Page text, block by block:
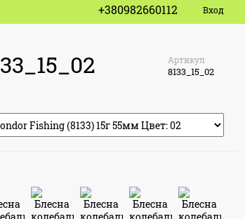
+380982660112 Вход
Артикул
8133_15_02